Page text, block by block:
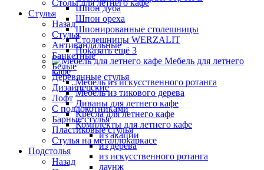
Шпон дуба
Шпон ореха
Шпонированные столешницы
Столешницы WERZALIT
Показать ещё 3
Мебель для летнего
кафе
Мебель из искусственного ротанга
Мебель из тикового дерева
Диваны для летнего кафе
Кресла для летнего кафе
Комплекты для летнего кафе
из акации
из дерева
из искусственного ротанга
лаунж
Столы для летнего кафе
Стулья
Назад
Стулья
Антивандальные
Банкетные
Белые
Деревянные стулья
Дизайнерские
Лофт
С подлокотниками
Барные стулья
Пластиковые стулья
Стулья на металлокаркасе
Подстолья
Назад